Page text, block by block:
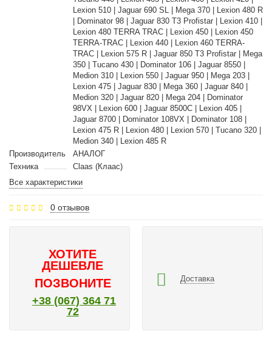
Lexion 510 | Jaguar 690 SL | Mega 370 | Lexion 480 R
| Dominator 98 | Jaguar 830 T3 Profistar | Lexion 410 |
Lexion 480 TERRA TRAC | Lexion 450 | Lexion 450
TERRA-TRAC | Lexion 440 | Lexion 460 TERRA-
TRAC | Lexion 575 R | Jaguar 850 T3 Profistar | Mega
350 | Tucano 430 | Dominator 106 | Jaguar 8550 |
Medion 310 | Lexion 550 | Jaguar 950 | Mega 203 |
Lexion 475 | Jaguar 830 | Mega 360 | Jaguar 840 |
Medion 320 | Jaguar 820 | Mega 204 | Dominator
98VX | Lexion 600 | Jaguar 8500C | Lexion 405 |
Jaguar 8700 | Dominator 108VX | Dominator 108 |
Lexion 475 R | Lexion 480 | Lexion 570 | Tucano 320 |
Medion 340 | Lexion 485 R
Производитель
АНАЛОГ
Техника
Claas (Клаас)
Все характеристики
0 отзывов
ХОТИТЕ
ДЕШЕВЛЕ
ПОЗВОНИТЕ
+38 (067) 364 71
72
Доставка